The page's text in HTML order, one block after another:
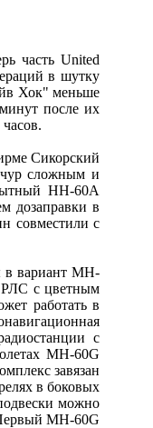
часть United
в шутку
Хок" меньше
после их
Сикорский
сложным и
НН-60А
дозаправки в
совместили с
в вариант MH-
РЛС с цветным
работать в
с
MH-60G
завязан
в боковых
можно
MH-60G